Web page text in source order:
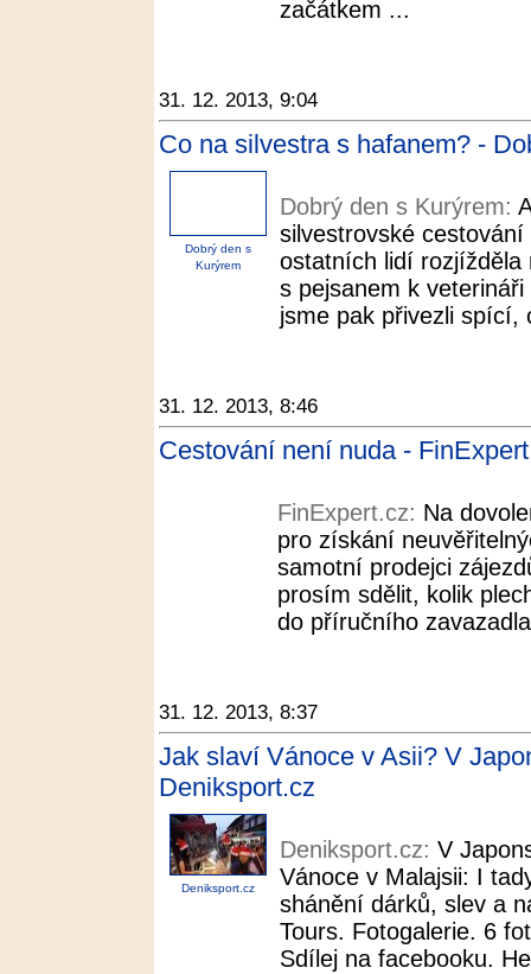
začátkem ...
31. 12. 2013, 9:04
Co na silvestra s hafanem? -
Dobrý den s
Kurýrem
Dobrý den s Kurýrem:
silvestrovské
ostatních lidí rozjížděla
s pejsanem k
jsme pak přivezli spící,
31. 12. 2013, 8:46
Cestování není nuda -
FinExpert.cz: Na
pro získání
samotní prodejci
prosím sdělit, kolik
do příručního
31. 12. 2013, 8:37
Jak slaví Vánoce v Asii? V
Deniksport.cz
Deniksport.cz
Deniksport.cz: V
Vánoce v Malajsii: I
shánění dárků, slev a
Tours. Fotogalerie. 6
Sdílej na facebooku.